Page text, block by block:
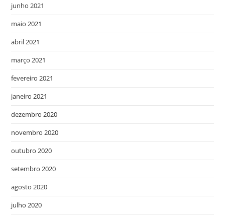
junho 2021
maio 2021
abril 2021
março 2021
fevereiro 2021
janeiro 2021
dezembro 2020
novembro 2020
outubro 2020
setembro 2020
agosto 2020
julho 2020